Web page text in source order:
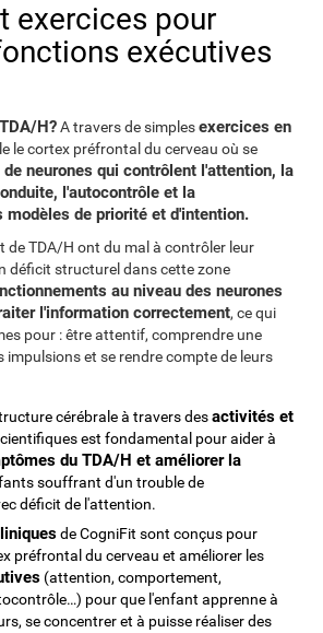
exercices pour
exécutives
H?A travers de simplesexercices en
le cortex préfrontal du cerveau où se
de neurones qui contrôlent l'attention, la
l'autocontrôle et la
modèles de priorité et d'intention.
TDA/H ont du mal à contrôler leur
déficit structurel dans cette zone
au niveau des neurones
l'information correctement, ce qui
pour : être attentif, comprendre une
impulsions et se rendre compte de leurs
cérébrale à travers desactivités et
est fondamental pour aider à
du TDA/H et améliorer la
souffrant d'un trouble de
déficit de l'attention.
de CogniFit sont conçus pour
préfrontal du cerveau et améliorer les
(attention, comportement,
pour que l'enfant apprenne à
se concentrer et à puisse réaliser des